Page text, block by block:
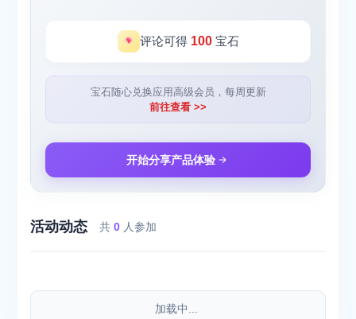
评论可得 100宝石
宝石随心兑换应用高级会员，每周更新
前往查看 >>
开始分享产品体验
活动动态 共0 人参加
加载中...